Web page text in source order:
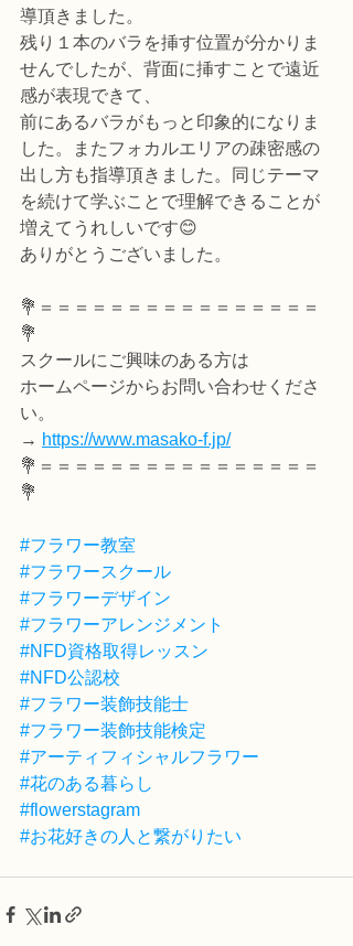
導頂きました。
残り１本のバラを挿す位置が分かりま
せんでしたが、背面に挿すことで遠近
感が表現できて、
前にあるバラがもっと印象的になりま
した。またフォカルエリアの疎密感の
出し方も指導頂きました。同じテーマ
を続けて学ぶことで理解できることが
増えてうれしいです😊
ありがとうございました。
💐＝＝＝＝＝＝＝＝＝＝＝＝＝＝＝＝
💐
スクールにご興味のある方は
ホームページからお問い合わせくださ
い。
→ https://www.masako-f.jp/
💐＝＝＝＝＝＝＝＝＝＝＝＝＝＝＝＝
💐
#フラワー教室
#フラワースクール
#フラワーデザイン
#フラワーアレンジメント
#NFD資格取得レッスン
#NFD公認校
#フラワー装飾技能士
#フラワー装飾技能検定
#アーティフィシャルフラワー
#花のある暮らし
#flowerstagram
#お花好きの人と繋がりたい